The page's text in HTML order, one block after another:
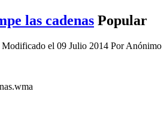
las cadenas Popular
Modificado el 09 Julio 2014 PorAnónimo